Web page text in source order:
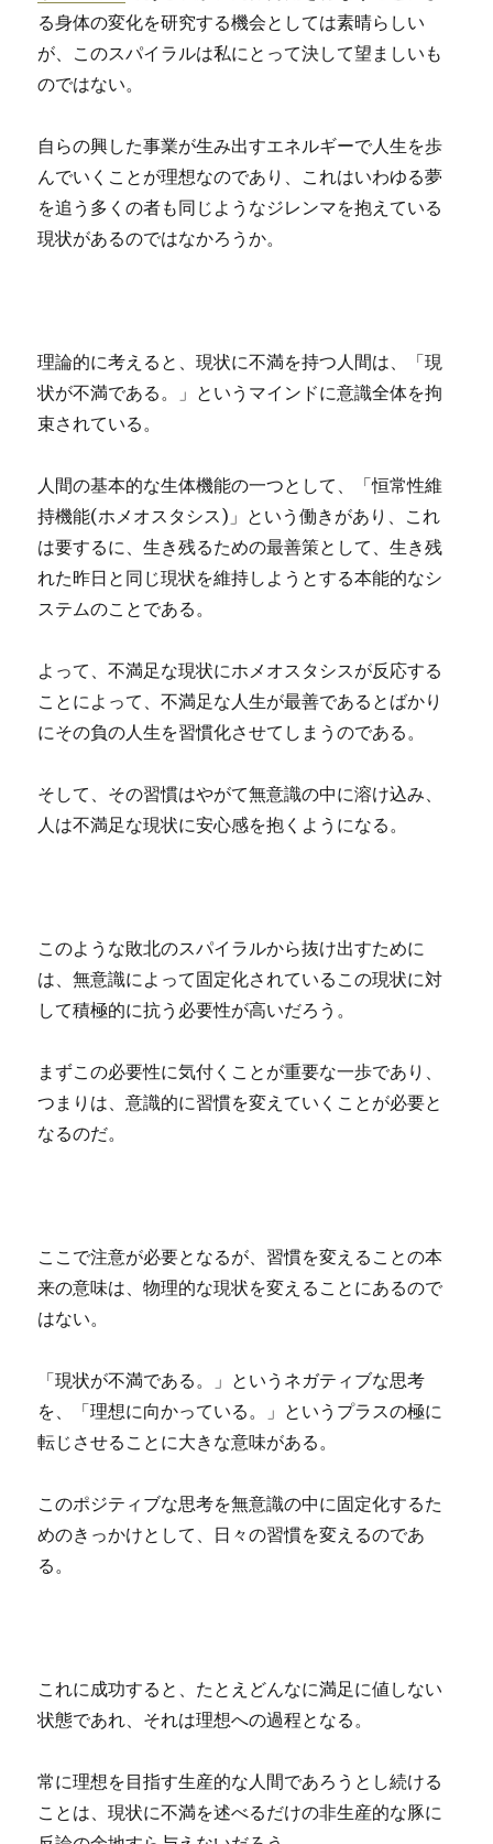
る身体の変化を研究する機会としては素晴らしい
が、このスパイラルは私にとって決して望ましいも
のではない。
自らの興した事業が生み出すエネルギーで人生を歩
んでいくことが理想なのであり、これはいわゆる夢
を追う多くの者も同じようなジレンマを抱えている
現状があるのではなかろうか。
理論的に考えると、現状に不満を持つ人間は、「現
状が不満である。」というマインドに意識全体を拘
束されている。
人間の基本的な生体機能の一つとして、「恒常性維
持機能(ホメオスタシス)」という働きがあり、これ
は要するに、生き残るための最善策として、生き残
れた昨日と同じ現状を維持しようとする本能的なシ
ステムのことである。
よって、不満足な現状にホメオスタシスが反応する
ことによって、不満足な人生が最善であるとばかり
にその負の人生を習慣化させてしまうのである。
そして、その習慣はやがて無意識の中に溶け込み、
人は不満足な現状に安心感を抱くようになる。
このような敗北のスパイラルから抜け出すために
は、無意識によって固定化されているこの現状に対
して積極的に抗う必要性が高いだろう。
まずこの必要性に気付くことが重要な一歩であり、
つまりは、意識的に習慣を変えていくことが必要と
なるのだ。
ここで注意が必要となるが、習慣を変えることの本
来の意味は、物理的な現状を変えることにあるので
はない。
「現状が不満である。」というネガティブな思考
を、「理想に向かっている。」というプラスの極に
転じさせることに大きな意味がある。
このポジティブな思考を無意識の中に固定化するた
めのきっかけとして、日々の習慣を変えるのであ
る。
これに成功すると、たとえどんなに満足に値しない
状態であれ、それは理想への過程となる。
常に理想を目指す生産的な人間であろうとし続ける
ことは、現状に不満を述べるだけの非生産的な豚に